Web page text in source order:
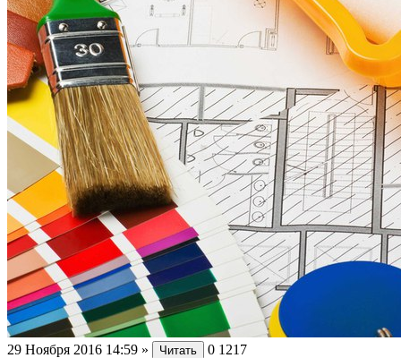
29 Ноября 2016 14:59 » Читать 0 1217